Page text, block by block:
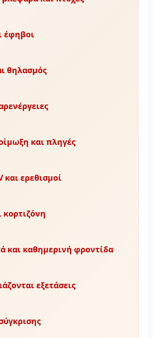
έφηβοι
θηλασμός
και πληγές
και ερεθισμοί
κορτιζόνη
και καθημερινή φροντίδα
εξετάσεις